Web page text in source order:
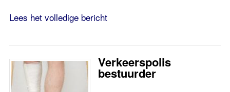
Lees het volledige bericht
Verkeerspolis
bestuurder